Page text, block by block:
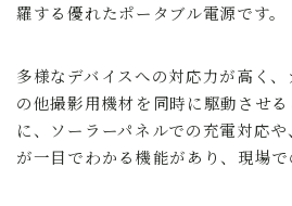
羅する優れたポータブル電源です。
多様なデバイスへの対応力が高く
の他撮影用機材を同時に駆動させ
に、ソーラーパネルでの充電対応
が一目でわかる機能があり、現場で